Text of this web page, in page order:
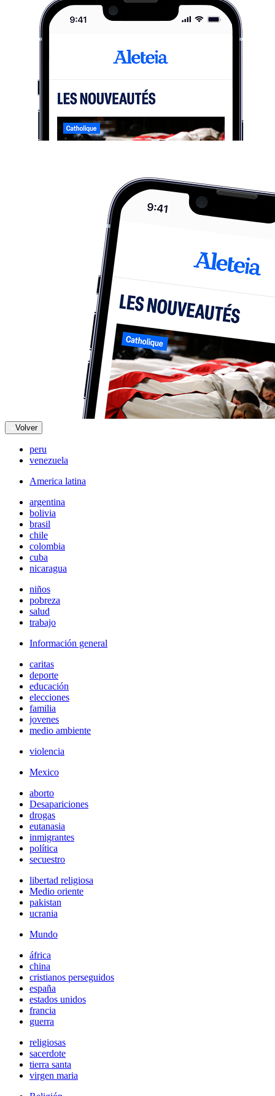
Volver
peru
venezuela
America latina
argentina
bolivia
brasil
chile
colombia
cuba
nicaragua
niños
pobreza
salud
trabajo
Información general
caritas
deporte
educación
elecciones
familia
jovenes
medio ambiente
violencia
Mexico
aborto
Desapariciones
drogas
eutanasia
inmigrantes
política
secuestro
libertad religiosa
Medio oriente
pakistan
ucrania
Mundo
áfrica
china
cristianos perseguidos
españa
estados unidos
francia
guerra
religiosas
sacerdote
tierra santa
virgen maria